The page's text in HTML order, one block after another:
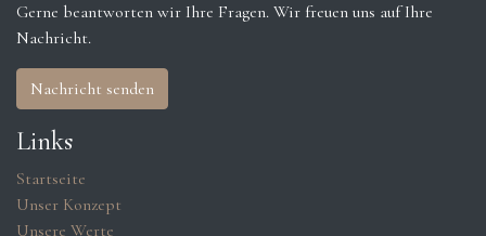
Gerne beantworten wir Ihre Fragen. Wir freuen uns auf Ihre
Nachricht.
Nachricht senden
Links
Startseite
Unser Konzept
Unsere Werte